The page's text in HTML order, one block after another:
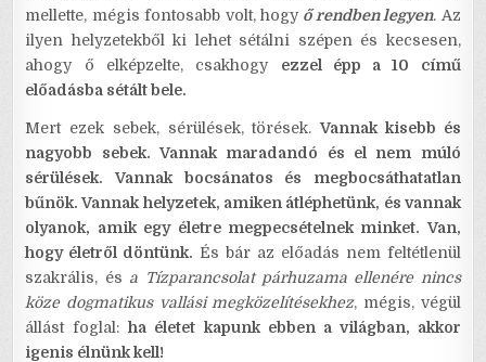
mellette, mégis fontosabb volt, hogy ő rendben legyen. Az
ilyen helyzetekből ki lehet sétálni szépen és kecsesen,
ahogy ő elképzelte, csakhogy ezzel épp a 10 című
előadásba sétált bele.
Mert ezek sebek, sérülések, törések.Vannak kisebb és
nagyobb sebek. Vannak maradandó és el nem múló
sérülések. Vannak bocsánatos és megbocsáthatatlan
bűnök. Vannak helyzetek, amiken átléphetünk, és vannak
olyanok, amik egy életre megpecsételnek minket. Van,
hogy életről döntünk. És bár az előadás nem feltétlenül
szakrális, és a Tízparancsolat párhuzama ellenére nincs
köze dogmatikus vallási megközelítésekhez, mégis, végül
állást foglal:ha életet kapunk ebben a világban, akkor
igenis élnünk kell!